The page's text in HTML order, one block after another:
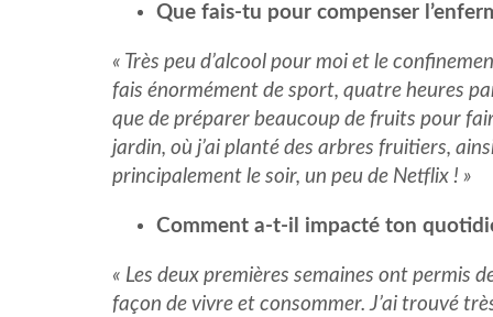
Que fais-tu pour compenser
« Très peu d’alcool pour moi et le
fais énormément de sport, quatre heures
que de préparer beaucoup de fruits pour
jardin, où j’ai planté des arbres fruitiers,
principalement le soir, un peu de Netflix ! »
Comment a-t-il impacté ton
« Les deux premières semaines ont permis
façon de vivre et consommer. J’ai trouvé